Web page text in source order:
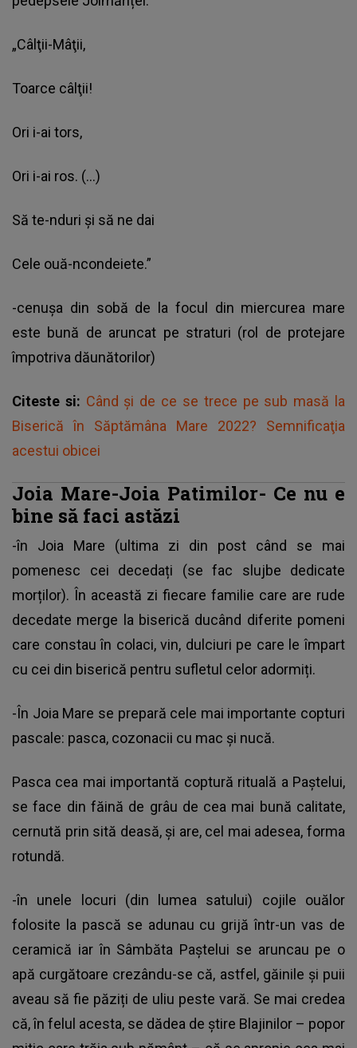
„Câlţii-Mâţii,
Toarce câlţii!
Ori i-ai tors,
Ori i-ai ros. (…)
Să te-nduri şi să ne dai
Cele ouă-ncondeiete.”
-cenușa din sobă de la focul din miercurea mare
este bună de aruncat pe straturi (rol de protejare
împotriva dăunătorilor)
Citeste si: Când și de ce se trece pe sub masă la
Biserică în Săptămâna Mare 2022? Semnificaţia
acestui obicei
Joia Mare-Joia Patimilor- Ce nu e
bine să faci astăzi
-în Joia Mare (ultima zi din post când se mai
pomenesc cei decedați (se fac slujbe dedicate
morților). În această zi fiecare familie care are rude
decedate merge la biserică ducând diferite pomeni
care constau în colaci, vin, dulciuri pe care le împart
cu cei din biserică pentru sufletul celor adormiți.
-În Joia Mare se prepară cele mai importante copturi
pascale: pasca, cozonacii cu mac și nucă.
Pasca cea mai importantă coptură rituală a Paștelui,
se face din făină de grâu de cea mai bună calitate,
cernută prin sită deasă, și are, cel mai adesea, forma
rotundă.
-în unele locuri (din lumea satului) cojile ouălor
folosite la pască se adunau cu grijă într-un vas de
ceramică iar în Sâmbăta Paștelui se aruncau pe o
apă curgătoare crezându-se că, astfel, găinile și puii
aveau să fie păziți de uliu peste vară. Se mai credea
că, în felul acesta, se dădea de știre Blajinilor – popor